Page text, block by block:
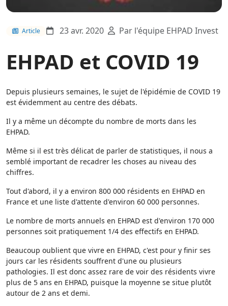
Article 23 avr. 2020 Par l'équipe EHPAD Invest
EHPAD et COVID 19
Depuis plusieurs semaines, le sujet de l'épidémie de COVID 19
est évidemment au centre des débats.
Il y a même un décompte du nombre de morts dans les
EHPAD.
Même si il est très délicat de parler de statistiques, il nous a
semblé important de recadrer les choses au niveau des
chiffres.
Tout d'abord, il y a environ 800 000 résidents en EHPAD en
France et une liste d'attente d'environ 60 000 personnes.
Le nombre de morts annuels en EHPAD est d'environ 170 000
personnes soit pratiquement 1/4 des effectifs en EHPAD.
Beaucoup oublient que vivre en EHPAD, c'est pour y finir ses
jours car les résidents souffrent d'une ou plusieurs
pathologies. Il est donc assez rare de voir des résidents vivre
plus de 5 ans en EHPAD, puisque la moyenne se situe plutôt
autour de 2 ans et demi.